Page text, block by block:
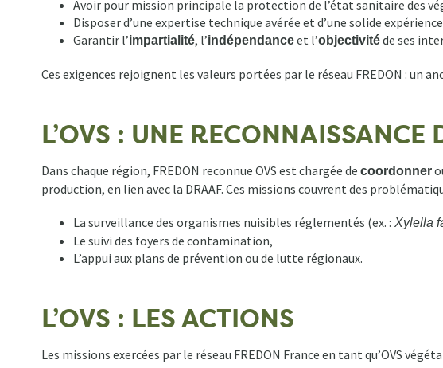
Avoir pour mission principale la protection de l’état sanitaire des
Disposer d’une expertise technique avérée et d’une solide
Garantir l’impartialité, l’indépendanceet l’objectivitéde ses
Ces exigences rejoignent les valeurs portées par le réseau FREDON :
L’OVS : UNE RECONNAISSANCE
Dans chaque région, FREDON reconnue OVS est chargée de coordonner
production, en lien avec la DRAAF. Ces missions couvrent des
La surveillance des organismes nuisibles réglementés (ex. : Xylella
Le suivi des foyers de contamination,
L’appui aux plans de prévention ou de lutte régionaux.
L’OVS : LES ACTIONS
Les missions exercées par le réseau FREDON France en tant qu’OVS